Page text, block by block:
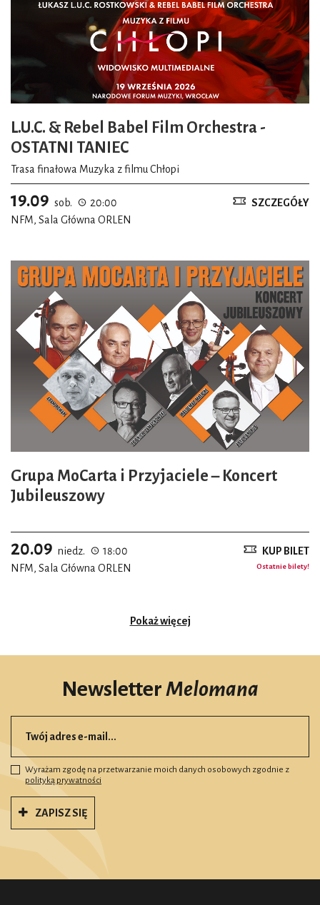
L.U.C. & Rebel Babel Film Orchestra -
OSTATNI TANIEC
Trasa finałowa Muzyka z filmu Chłopi
19.09 sob.
20:00
NFM, Sala Główna ORLEN
SZCZEGÓŁY
Grupa MoCarta i Przyjaciele – Koncert
Jubileuszowy
20.09 niedz.
18:00
NFM, Sala Główna ORLEN
KUP BILET
Ostatnie bilety!
Pokaż więcej
NewsletterMelomana
Wyrażam zgodę na przetwarzanie moich danych osobowych zgodnie z
polityką prywatności
ZAPISZ SIĘ